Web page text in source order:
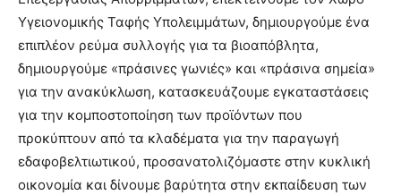
Υγειονομικής Ταφής Υπολειμμάτων, δημιουργούμε ένα
επιπλέον ρεύμα συλλογής για τα βιοαπόβλητα,
δημιουργούμε «πράσινες γωνιές» και «πράσινα σημεία»
για την ανακύκλωση, κατασκευάζουμε εγκαταστάσεις
για την κομποστοποίηση των προϊόντων που
προκύπτουν από τα κλαδέματα για την παραγωγή
εδαφοβελτιωτικού, προσανατολιζόμαστε στην κυκλική
οικονομία και δίνουμε βαρύτητα στην εκπαίδευση των